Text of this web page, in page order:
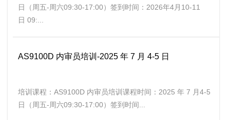
日（周五-周六09:30-17:00）签到时间：2026年4月10-11
日 09:...
AS9100D 内审员培训-2025 年 7 月 4-5 日
培训课程：AS9100D 内审员培训课程时间：2025 年 7 月4-5
日（周五-周六09:30-17:00）签到时间...